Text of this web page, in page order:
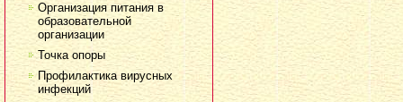
Организация питания в
образовательной
организации
Точка опоры
Профилактика вирусных
инфекций